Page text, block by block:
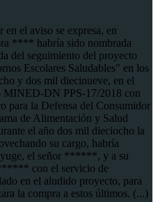
en el aviso se expresa, en
**** habría sido nombrada
del seguimiento del proyecto
Escolares Saludables" en los
y dos mil diecinueve, en el
MINED-DN PPS-17/2018 con
para la Defensa del Consumidor
de Alimentación y Salud
el año dos mil dieciocho la
su cargo, habría
el señor ******, y a su
con el servicio de
en el aludido proyecto, para
la compra a estos últimos. (...)